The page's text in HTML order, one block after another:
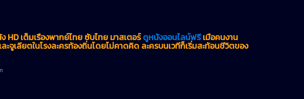
เต็มเรื่องพากย์ไทย ซับไทย มาสเตอร์ดูหนังออนไลน์ฟรีเมื่อคนงาน
ะจูเลียตในโรงละครท้องถิ่นโดยไม่คาดคิด ละครบนเวทีก็เริ่มสะท้อนชีวิตของ